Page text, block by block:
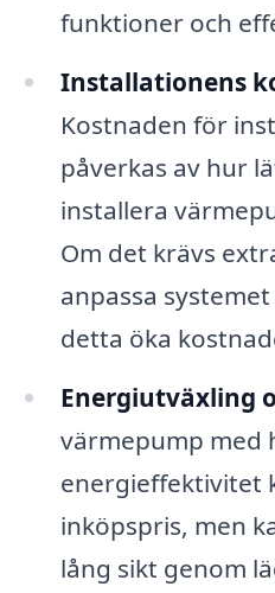
funktioner och
Installationens
Kostnaden för
påverkas av hur
installera
Om det krävs
anpassa
detta öka
Energiutväxling
värmepump med
energieffektivitet
inköpspris, men
lång sikt genom